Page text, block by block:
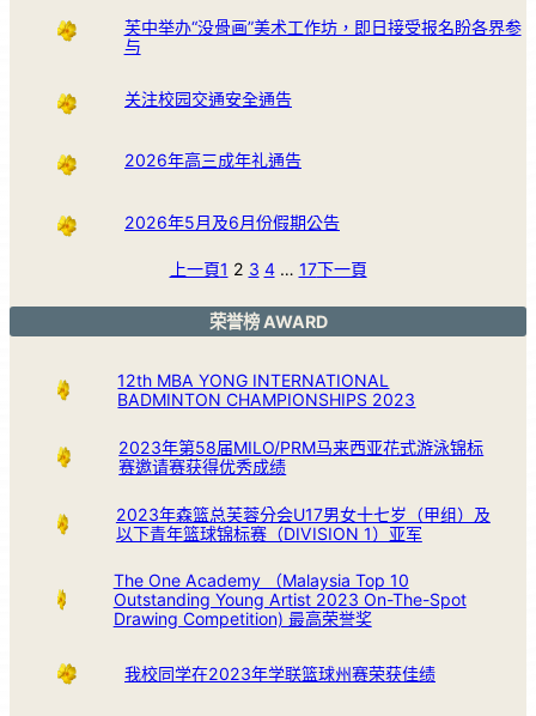
芙中举办“没骨画”美术工作坊，即日接受报名盼各界参
与
关注校园交通安全通告
2026年高三成年礼通告
2026年5月及6月份假期公告
上一頁1 2 3 4 … 17下一頁
荣誉榜 AWARD
12th MBA YONG INTERNATIONAL
BADMINTON CHAMPIONSHIPS 2023
2023年第58届MILO/PRM马来西亚花式游泳锦标
赛邀请赛获得优秀成绩
2023年森篮总芙蓉分会U17男女十七岁（甲组）及
以下青年篮球锦标赛（DIVISION 1）亚军
The One Academy （Malaysia Top 10
Outstanding Young Artist 2023 On-The-Spot
Drawing Competition) 最高荣誉奖
我校同学在2023年学联篮球州赛荣获佳绩